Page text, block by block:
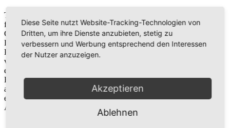
Tauchen Sie ein in die bunte Shoppingwelt der Köln Arcaden und
flanieren Sie durch unsere gläsernen Galerien. Entdecken Sie die
Geschäfte aus den Bereichen Mode, Schmuck, Elektronik und
Lebensmittel und finden Sie zwischendurch Zeit für eine Tasse
Kaffee in den zahlreichen Cafés und Restaurants. Lassen Sie sich
von der Vielfalt der Angebote verzaubern und verbringen Sie die
eine oder andere Pause in den Ruhe-Oasen und unseren zahlreichen
Restaurants bei einem Stück Kuchen und einer Tasse Kaffee oder
anderen Köstlichkeiten. Die Einkaufswelt der Arcaden bietet Ihnen
ein persönliches Shopping Erlebnis – erleben Sie es selbst.
Adresse:
Diese Seite nutzt Website-Tracking-Technologien von
Dritten, um ihre Dienste anzubieten, stetig zu
verbessern und Werbung entsprechend den Interessen
der Nutzer anzuzeigen.
Akzeptieren
Ablehnen